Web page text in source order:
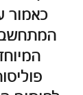
כאמור
המתחשב